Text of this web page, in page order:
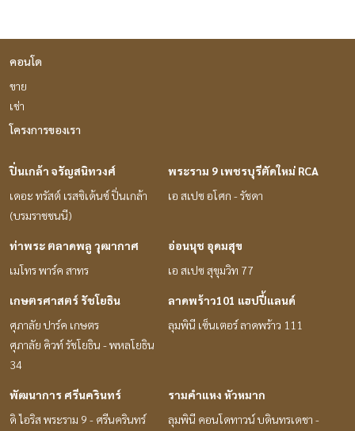
คอนโด
ขาย
เช่า
โครงการของเรา
ปิ่นเกล้า จรัญสนิทวงศ์
เดอะ ทรัสต์ เรสซิเด้นซ์ ปิ่นเกล้า
(บรมราชชนนี)
พระราม 9 เพชรบุรีตัดใหม่ RCA
เอ สเปซ อโศก - รัชดา
ท่าพระ ตลาดพลู วุฒากาศ
เมโทร พาร์ค สาทร
อ่อนนุช อุดมสุข
เอ สเปซ สุขุมวิท 77
เกษตรศาสตร์ รัชโยธิน
ศุภาลัย ปาร์ค เกษตร
ศุภาลัย คิวท์ รัชโยธิน - พหลโยธิน
34
ลาดพร้าว101 แฮปปี้แลนด์
ลุมพินี เซ็นเตอร์ ลาดพร้าว 111
พัฒนาการ ศรีนครินทร์
ดิ ไอริส พระราม 9 - ศรีนครินทร์
รามคำแหง หัวหมาก
ลุมพินี คอนโดทาวน์ บดินทรเดชา -